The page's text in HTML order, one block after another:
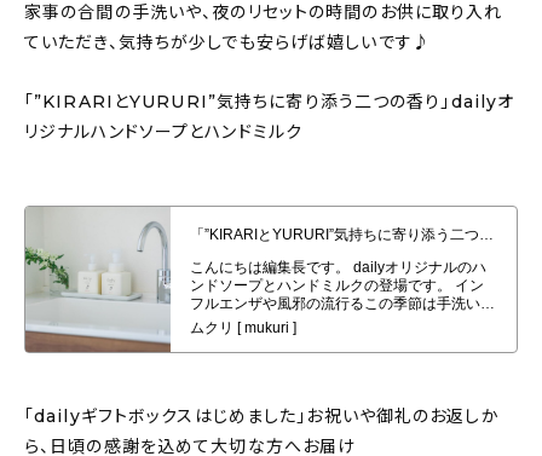
家事の合間の手洗いや、夜のリセットの時間のお供に取り入れ
ていただき、気持ちが少しでも安らげば嬉しいです♪
「”KIRARIとYURURI”気持ちに寄り添う二つの香り」dailyオ
リジナルハンドソープとハンドミルク
「”KIRARIとYURURI”気持ちに寄り添う二つの香り」dailyオリジナルハン
ドソープとハンドミルク発売！
「dailyギフトボックスはじめました」お祝いや御礼のお返しか
ら、日頃の感謝を込めて大切な方へお届け